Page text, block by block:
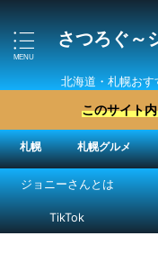
さつろぐ～
北海道・札幌お
略法を
このサイト
札幌 札幌グルメ
ジョニーさんとは
TikTok